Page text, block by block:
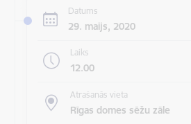
Datums
29. maijs, 2020
Laiks
12.00
Atrašanās vieta
Rīgas domes sēžu zāle